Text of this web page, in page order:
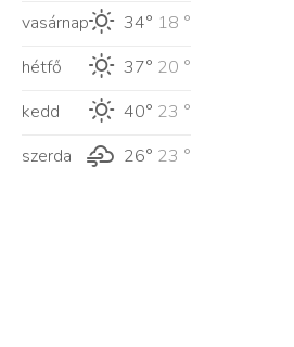
vasárnap
34° 18 °
hétfő
37° 20 °
kedd
40° 23 °
szerda
26° 23 °